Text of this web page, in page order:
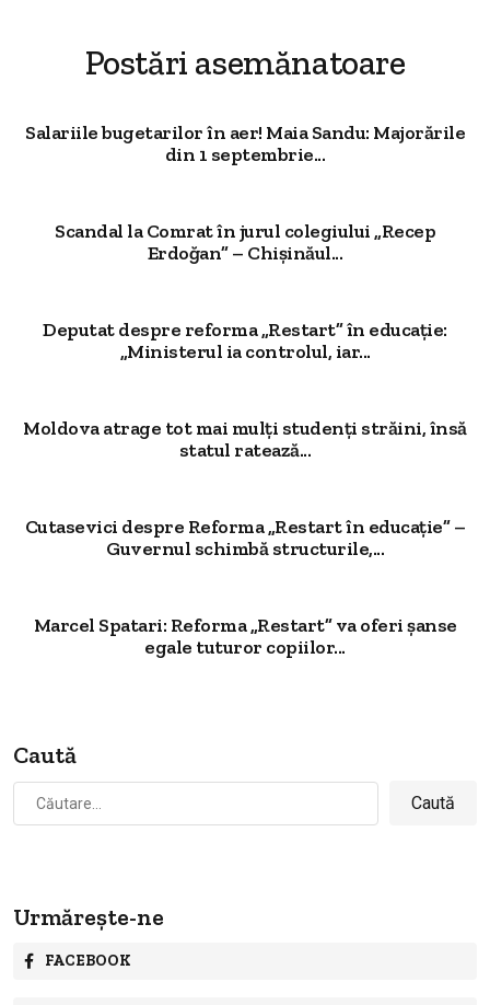
Postări asemănatoare
Salariile bugetarilor în aer! Maia Sandu: Majorările
din 1 septembrie...
Scandal la Comrat în jurul colegiului „Recep
Erdoğan” – Chișinăul...
Deputat despre reforma „Restart” în educație:
„Ministerul ia controlul, iar...
Moldova atrage tot mai mulți studenți străini, însă
statul ratează...
Cutasevici despre Reforma „Restart în educație” –
Guvernul schimbă structurile,...
Marcel Spatari: Reforma „Restart” va oferi șanse
egale tuturor copiilor...
Caută
Caută
după:
Urmărește-ne
FACEBOOK